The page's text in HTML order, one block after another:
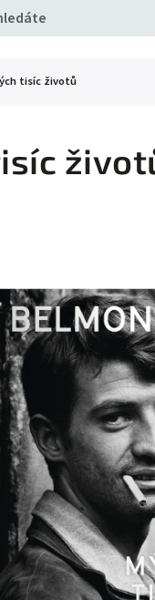
tisíc životů